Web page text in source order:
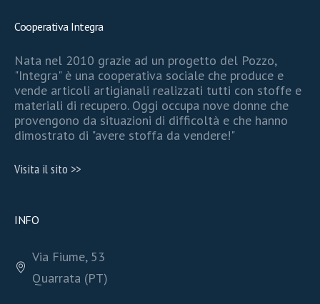
Cooperativa Integra
Nata nel 2010 grazie ad un progetto del Pozzo,
"Integra" è una cooperativa sociale che produce e
vende articoli artigianali realizzati tutti con stoffe e
materiali di recupero. Oggi occupa nove donne che
provengono da situazioni di difficoltà e che hanno
dimostrato di "avere stoffa da vendere!"
Visita il sito >>
INFO
Via Fiume, 53
Quarrata (PT)